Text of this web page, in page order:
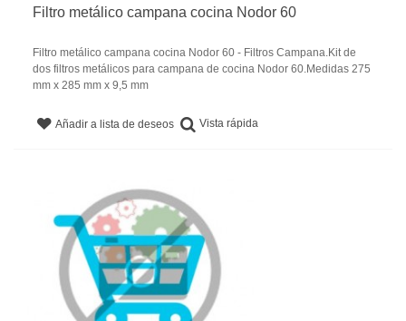
Filtro metálico campana cocina Nodor 60
Filtro metálico campana cocina Nodor 60 - Filtros Campana.Kit de
dos filtros metálicos para campana de cocina Nodor 60.Medidas 275
mm x 285 mm x 9,5 mm
Añadir a lista de deseos Vista rápida